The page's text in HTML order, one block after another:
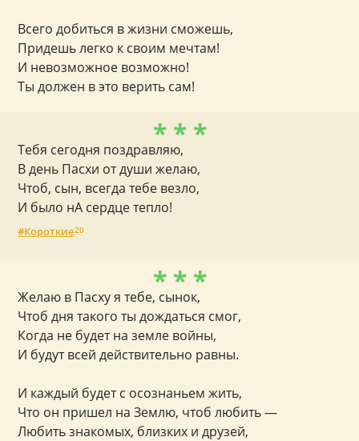
Всего добиться в жизни сможешь,
Придешь легко к своим мечтам!
И невозможное возможно!
Ты должен в это верить сам!
* * *
Тебя сегодня поздравляю,
В день Пасхи от души желаю,
Чтоб, сын, всегда тебе везло,
И было нА сердце тепло!
Короткие20
* * *
Желаю в Пасху я тебе, сынок,
Чтоб дня такого ты дождаться смог,
Когда не будет на земле войны,
И будут всей действительно равны.
И каждый будет с осознаньем жить,
Что он пришел на Землю, чтоб любить —
Любить знакомых, близких и друзей,